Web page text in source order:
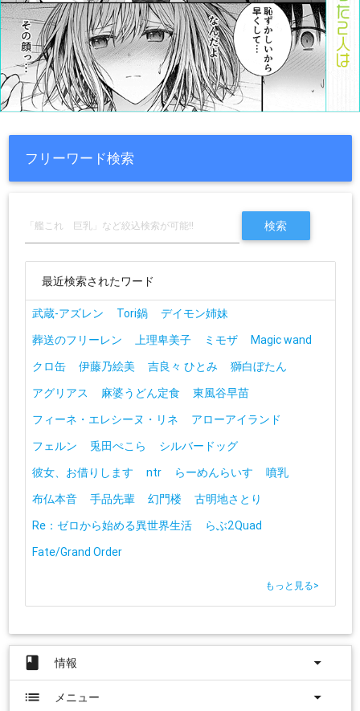
フリーワード検索
最近検索されたワード
武蔵-アズレン Tori鍋
デイモン姉妹
葬送のフリーレン
上理卑美子 ミモザ
Magic wand
クロ缶
伊藤乃絵美 吉良々 ひとみ
獅白ぼたん
アグリアス
麻婆うどん定食
東風谷早苗
フィーネ・エレシーヌ・リネ
アローアイランド
フェルン
兎田ぺこら
シルバードッグ
彼女、お借りします
ntr らーめんらいす
噴乳
布仏本音
手品先輩 幻門楼
古明地さとり
Re：ゼロから始める異世界生活
らぶ2Quad
Fate/Grand Order
もっと見る>
book 情報
arrow_drop_down
list
メニュー arrow_drop_down